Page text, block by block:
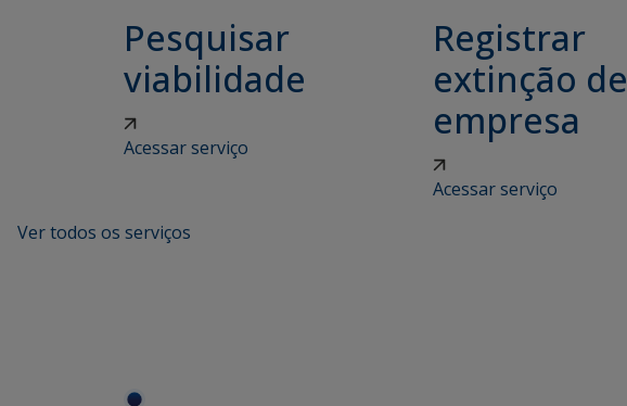
Pesquisar
viabilidade
Acessar serviço
Registrar
extinção de
empresa
Acessar serviço
Ver todos os serviços